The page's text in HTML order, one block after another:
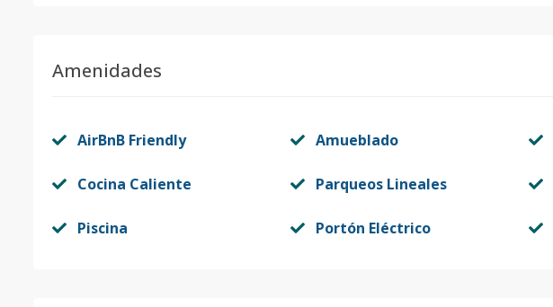
Amenidades
AirBnB Friendly Amueblado
Cocina Caliente Parqueos Lineales
Piscina Portón Eléctrico